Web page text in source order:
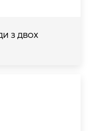
З ДВОХ